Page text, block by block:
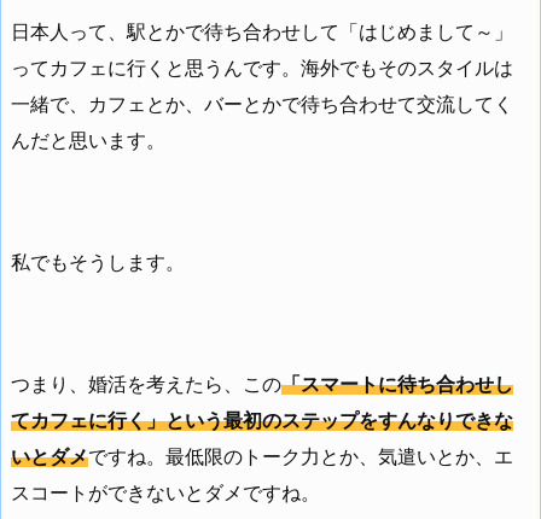
日本人って、駅とかで待ち合わせして「はじめまして～」
ってカフェに行くと思うんです。海外でもそのスタイルは
一緒で、カフェとか、バーとかで待ち合わせて交流してく
んだと思います。
私でもそうします。
つまり、婚活を考えたら、この「スマートに待ち合わせし
てカフェに行く」という最初のステップをすんなりできな
いとダメですね。最低限のトーク力とか、気遣いとか、エ
スコートができないとダメですね。